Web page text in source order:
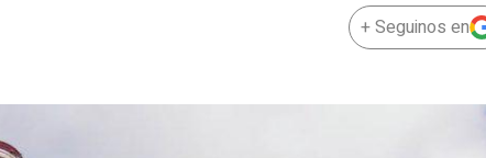
+ Seguinos en